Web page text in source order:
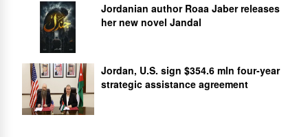
Jordanian author Roaa Jaber releases
her new novel Jandal
Jordan, U.S. sign $354.6 mln four-year
strategic assistance agreement